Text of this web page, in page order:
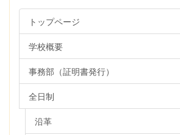
トップページ
学校概要
事務部（証明書発行）
全日制
沿革